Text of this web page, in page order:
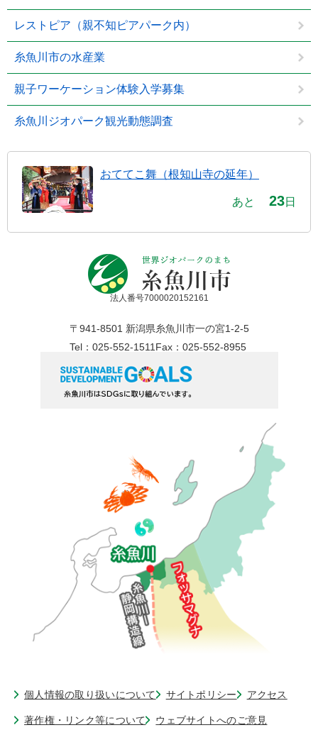
レストピア（親不知ピアパーク内）
糸魚川市の水産業
親子ワーケーション体験入学募集
糸魚川ジオパーク観光動態調査
おててこ舞（根知山寺の延年）
あと 23日
法人番号7000020152161
〒941-8501 新潟県糸魚川市一の宮1-2-5
Tel：025-552-1511 Fax：025-552-8955
個人情報の取り扱いについて サイトポリシー アクセス
著作権・リンク等について ウェブサイトへのご意見